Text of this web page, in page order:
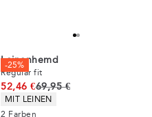
-25%
Leinenhemd
Regular fit
52,46 €Ursprünglicher Preis
69,95 €
Produkteigenschaften
MIT LEINEN
2 Farben